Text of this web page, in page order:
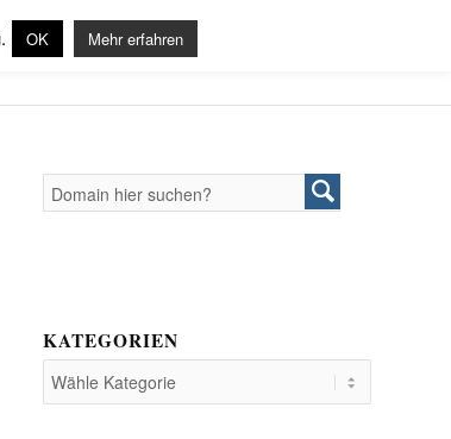
Produkte Support
KATEGORIEN
OK Mehr erfahren